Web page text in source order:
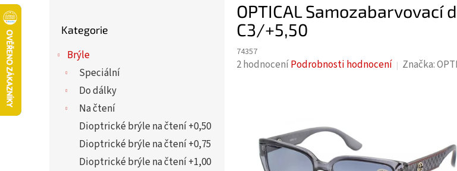
kategorie
Kategorie
Brýle
Speciální
Do dálky
Na čtení
Dioptrické brýle na čtení +0,50
Dioptrické brýle na čtení +0,75
Dioptrické brýle na čtení +1,00
OPTICAL
C3/+5,50
74357
Průměrné
hvězdiček.
2 hodnoceníPodrobnosti hodnocení Značka: